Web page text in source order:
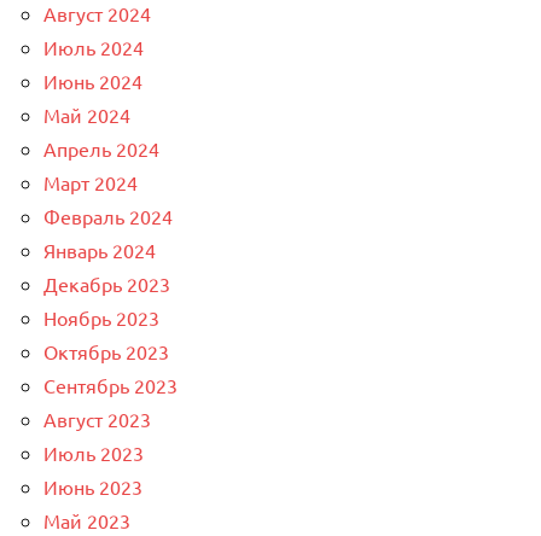
Август 2024
Июль 2024
Июнь 2024
Май 2024
Апрель 2024
Март 2024
Февраль 2024
Январь 2024
Декабрь 2023
Ноябрь 2023
Октябрь 2023
Сентябрь 2023
Август 2023
Июль 2023
Июнь 2023
Май 2023